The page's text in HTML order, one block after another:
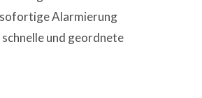
sofortige Alarmierung
und geordnete